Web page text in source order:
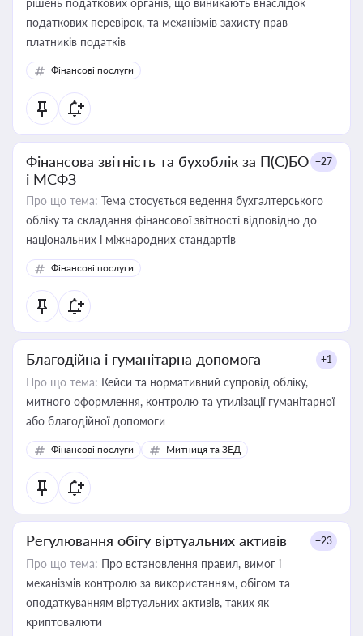
рішень податкових органів, що виникають внаслідок
податкових перевірок, та механізмів захисту прав
платників податків
Фінансові послуги
Фінансова звітність та бухоблік за П(С)БО
і МСФЗ
+27
Про що тема: Тема стосується ведення бухгалтерського
обліку та складання фінансової звітності відповідно до
національних і міжнародних стандартів
Фінансові послуги
Благодійна і гуманітарна допомога +1
Про що тема: Кейси та нормативний супровід обліку,
митного оформлення, контролю та утилізації гуманітарної
або благодійної допомоги
Фінансові послуги Митниця та ЗЕД
Регулювання обігу віртуальних активів +23
Про що тема: Про встановлення правил, вимог і
механізмів контролю за використанням, обігом та
оподаткуванням віртуальних активів, таких як
криптовалюти